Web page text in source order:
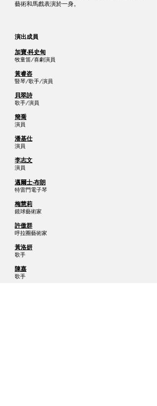
藝術和馬戲表演於一身。
演出成員
加寶‧科史甸
牧童笛/喜劇演員
黃睿咨
豎琴/歌手/演員
貝翠詩
歌手/演員
簡喬
演員
潘基仕
演員
李志文
演員
邁爾士‧布朗
特雷門電子琴
梅慧莉
鏡球藝術家
許傲群
呼拉圈藝術家
黃洛妍
歌手
陳嘉
歌手